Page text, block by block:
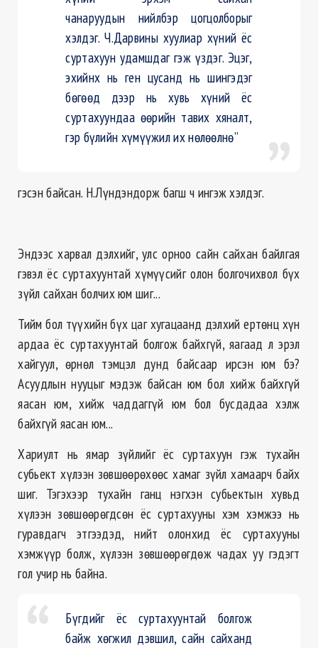
чанаруудын нийлбэр цогцолборыг
хэлдэг. Ч.Дарвины хуулиар хүний ёс
суртахуун удамшдаг гэж үздэг. Эцэг,
эхийнх нь ген цусанд нь шингэдэг
бөгөөд дээр нь хувь хүний ёс
суртахуундаа өөрийн тавих хяналт,
гэр бүлийн хүмүүжил их нөлөөлнө”
гэсэн байсан. Н.Лүндэндорж багш ч ингэж хэлдэг.
Эндээс харвал дэлхийг, улс орноо сайн сайхан байлгая
гэвэл ёс суртахуунтай хүмүүсийг олон болгочихвол бүх
зүйл сайхан болчих юм шиг...
Тийм бол түүхийн бүх цаг хугацаанд дэлхий ертөнц хүн
ардаа ёс суртахуунтай болгож байхгүй, яагаад л эрэл
хайгуул, өрнөл тэмцэл дунд байсаар ирсэн юм бэ?
Асуудлын нууцыг мэдэж байсан юм бол хийж байхгүй
яасан юм, хийж чаддаггүй юм бол бусдадаа хэлж
байхгүй яасан юм...
Хариулт нь ямар зүйлийг ёс суртахуун гэж тухайн
субьект хүлээн зөвшөөрөхөөс хамаг зүйл хамаарч байх
шиг. Тэгэхээр тухайн ганц нэгхэн субьектын хувьд
хүлээн зөвшөөрөгдсөн ёс суртахууны хэм хэмжээ нь
гуравдагч этгээдэд, нийт олонхид ёс суртахууны
хэмжүүр болж, хүлээн зөвшөөрөгдөж чадах уу гэдэгт
гол учир нь байна.
Бүгдийг ёс суртахуунтай болгож
байж хөгжил дэвшил, сайн сайханд